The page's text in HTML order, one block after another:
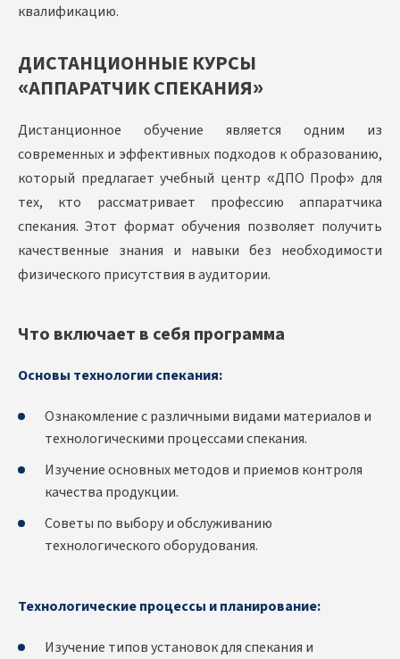
квалификацию.
ДИСТАНЦИОННЫЕ КУРСЫ
«АППАРАТЧИК СПЕКАНИЯ»
Дистанционное обучение является одним из
современных и эффективных подходов к образованию,
который предлагает учебный центр «ДПО Проф» для
тех, кто рассматривает профессию аппаратчика
спекания. Этот формат обучения позволяет получить
качественные знания и навыки без необходимости
физического присутствия в аудитории.
Что включает в себя программа
Основы технологии спекания:
Ознакомление с различными видами материалов и
технологическими процессами спекания.
Изучение основных методов и приемов контроля
качества продукции.
Советы по выбору и обслуживанию
технологического оборудования.
Технологические процессы и планирование:
Изучение типов установок для спекания и